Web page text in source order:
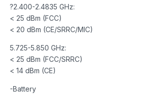
?2.400-2.4835 GHz:
< 25 dBm (FCC)
< 20 dBm (CE/SRRC/MIC)
5.725-5.850 GHz:
< 25 dBm (FCC/SRRC)
< 14 dBm (CE)
-Battery